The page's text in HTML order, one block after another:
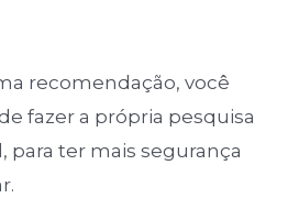
recomendação, você
fazer a própria pesquisa
para ter mais segurança